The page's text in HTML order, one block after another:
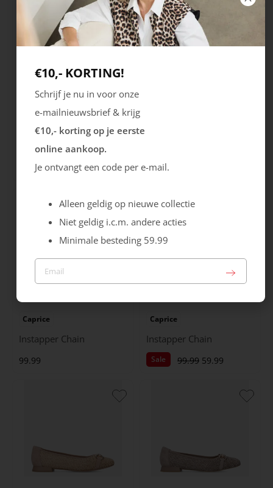
Mexx
Tami Sunday
Sale 69.99 35.00 Sale
Caprice
Instapper Chain
99.99
Caprice
Instapper Chain
Sale 99.99 59.99
€10,- KORTING!
Schrijf je nu in voor onze
e-mailnieuwsbrief & krijg
€10,- korting op je eerste
online aankoop.
Je ontvangt een code per e-mail.
Alleen geldig op nieuwe collectie
Niet geldig i.c.m. andere acties
Minimale besteding 59.99